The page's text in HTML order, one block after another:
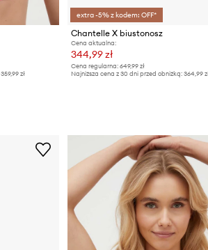
359,99 zł
extra -5% z kodem: OFF*
Chantelle X biustonosz
Cena aktualna:
344,99 zł
Cena regularna: 649,99 zł
Najniższa cena z 30 dni przed obniżką: 364,99